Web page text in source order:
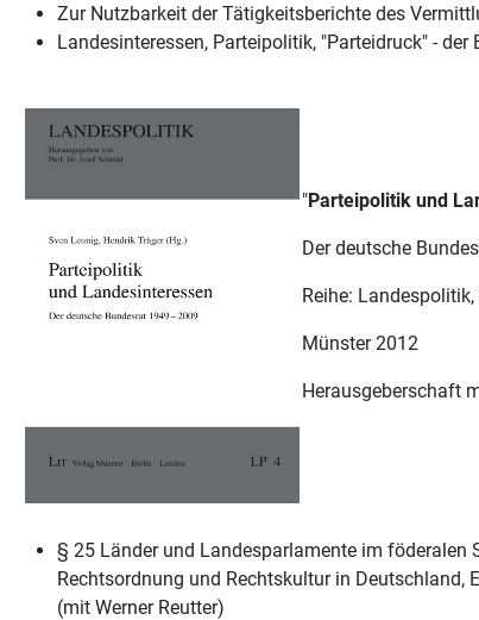
Zur Nutzbarkeit der Tätigkeitsberichte des
Landesinteressen, Parteipolitik, "Parteidruck" -
"Parteipolitik und
Der deutsche
Reihe:
Münster 2012
Herausgeberschaft
§ 25 Länder und Landesparlamente im föderalen
Rechtsordnung und Rechtskultur in Deutschland,
(mit Werner Reutter)